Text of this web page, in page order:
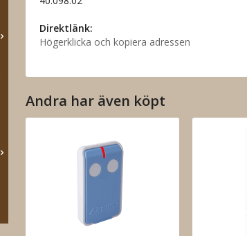
Direktlänk:
Högerklicka och kopiera adressen
Andra har även köpt